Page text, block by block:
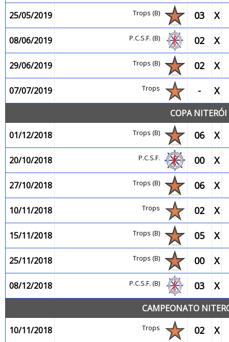
25/05/2019 Trops (B) 03 X
08/06/2019 P.C.S.F. (B) 02 X
29/06/2019 Trops (B) 02 X
07/07/2019 Trops - X
COPA
01/12/2018
Trops (B) 06 X
20/10/2018 P.C.S.F. 00 X
27/10/2018 Trops (B) 06 X
10/11/2018 Trops 02 X
15/11/2018 Trops (B) 05 X
25/11/2018 Trops (B) 00 X
08/12/2018 P.C.S.F. (B) 03 X
CAMPEONATO
10/11/2018
Trops 02 X